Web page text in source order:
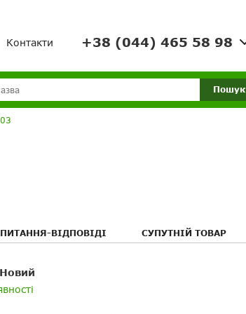
Контакти +38 (044) 465 58 98
Пошук
ПИТАННЯ-ВІДПОВІДІ СУПУТНІЙ ТОВАР